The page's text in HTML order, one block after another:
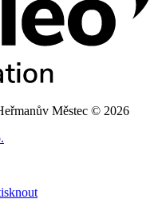
Městec © 2026